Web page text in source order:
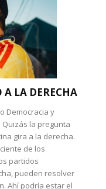
LA DERECHA
Democracia y
Quizás la pregunta
gira a la derecha.
de los
partidos
pueden resolver
Ahí podría estar el